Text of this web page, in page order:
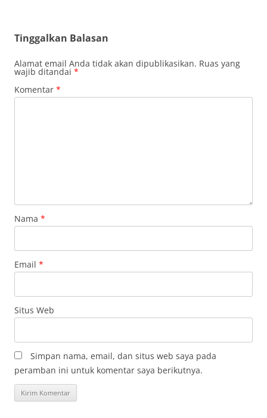
Tinggalkan Balasan
Alamat email Anda tidak akan dipublikasikan. Ruas yang
wajib ditandai *
Komentar *
Nama *
Email *
Situs Web
Simpan nama, email, dan situs web saya pada
peramban ini untuk komentar saya berikutnya.